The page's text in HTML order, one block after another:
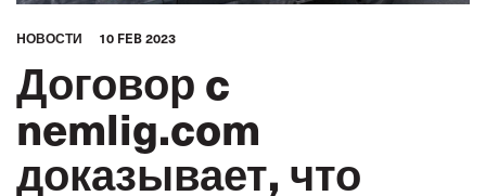
HОВОСТИ 10 FEB 2023
Договор c
nemlig.com
доказывает, что